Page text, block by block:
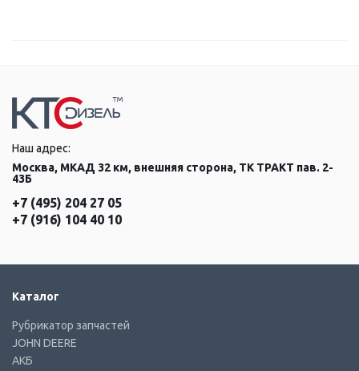
Наш адрес:
Москва, МКАД 32 км, внешняя сторона, ТК ТРАКТ пав. 2-
43Б
+7 (495) 204 27 05
+7 (916) 104 40 10
Каталог
Рубрикатор запчастей
JOHN DEERE
АКБ